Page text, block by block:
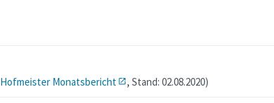
Hofmeister Monatsbericht , Stand: 02.08.2020)